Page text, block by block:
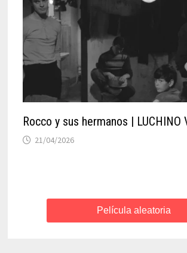
Rocco y sus hermanos | LUCHINO
21/04/2026
Película aleatoria